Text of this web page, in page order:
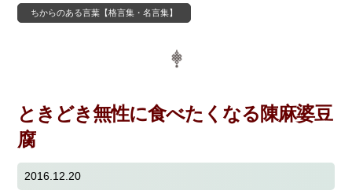
ちからのある言葉【格言集・名言集】
ときどき無性に食べたくなる陳麻婆豆
腐
2016.12.20